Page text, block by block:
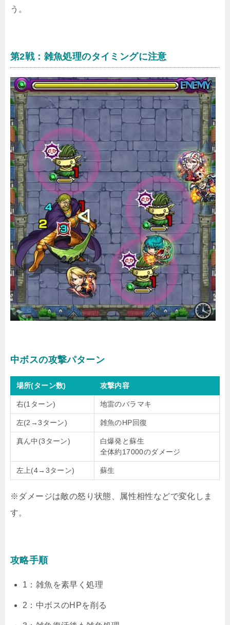
う。
第2戦：雑魚処理のタイミングに注意
中ボスの攻撃パターン
場所(ターン数) 攻撃内容
右(1ターン) 地雷のバラマキ
左(2→3ターン) 雑魚のHP回復
真ん中(3ターン)
白爆発と蘇生
全体約17000のダメージ
左上(4→3ターン) 蘇生
※ダメージは敵の怒り状態、属性相性などで変化しま
す。
攻略手順
1：雑魚を素早く処理
2：中ボスのHPを削る